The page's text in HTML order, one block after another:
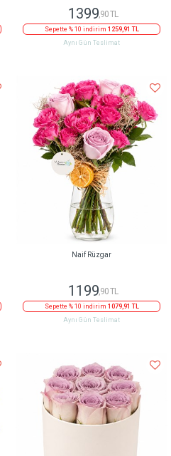
1399,90 TL
Sepette % 10 indirim 1259,91 TL
Aynı Gün Teslimat
Naif Rüzgar
1199,90 TL
Sepette % 10 indirim 1079,91 TL
Aynı Gün Teslimat